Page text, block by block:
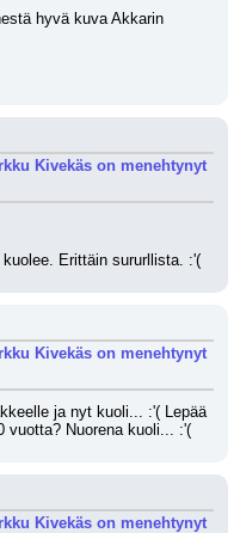
hyvä kuva Akkarin
Kivekäs on menehtynyt
Erittäin sururllista. :'(
Kivekäs on menehtynyt
ja nyt kuoli... :'( Lepää
vuotta? Nuorena kuoli... :'(
Kivekäs on menehtynyt